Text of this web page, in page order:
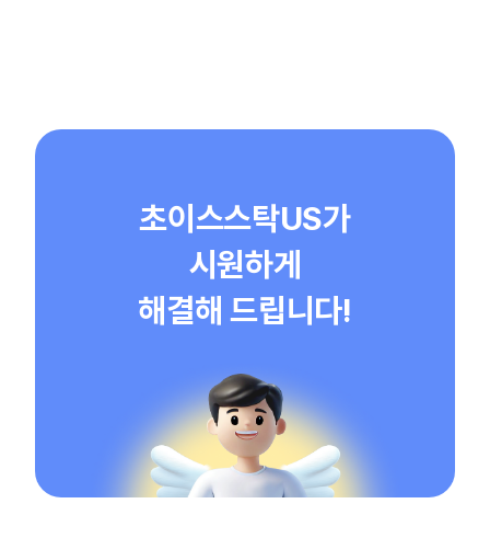
초이스스탁US가
시원하게
해결해 드립니다!